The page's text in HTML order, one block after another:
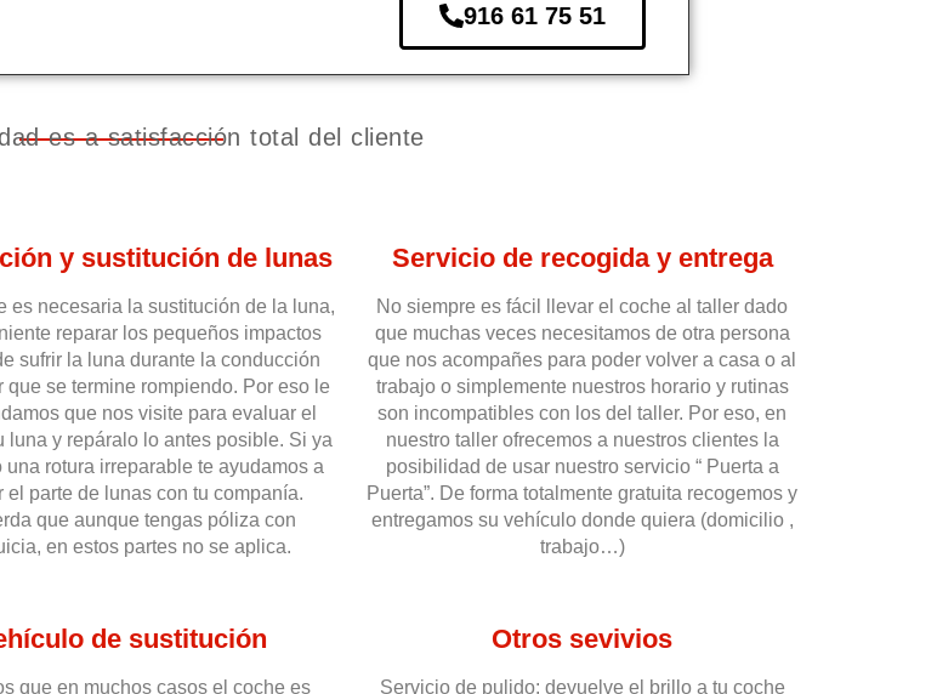
916 61 75 51
es a satisfacción total del cliente
y sustitución de lunas
es necesaria la sustitución de la luna,
reparar los pequeños impactos
sufrir la luna durante la conducción
que se termine rompiendo. Por eso le
que nos visite para evaluar el
luna y repáralo lo antes posible. Si ya
una rotura irreparable te ayudamos a
el parte de lunas con tu companía.
que aunque tengas póliza con
en estos partes no se aplica.
Servicio de recogida y entrega
No siempre es fácil llevar el coche al taller dado
que muchas veces necesitamos de otra persona
que nos acompañes para poder volver a casa o al
trabajo o simplemente nuestros horario y rutinas
son incompatibles con los del taller. Por eso, en
nuestro taller ofrecemos a nuestros clientes la
posibilidad de usar nuestro servicio “ Puerta a
Puerta”. De forma totalmente gratuita recogemos y
entregamos su vehículo donde quiera (domicilio ,
trabajo…)
de sustitución
que en muchos casos el coche es
Otros sevivios
Servicio de pulido: devuelve el brillo a tu coche